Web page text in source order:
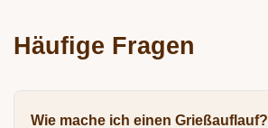
Häufige Fragen
Wie mache ich einen Grießauflauf?